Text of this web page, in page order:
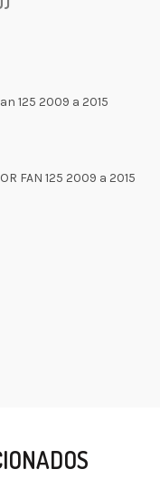
125 2009 a 2015
FAN 125 2009 a 2015